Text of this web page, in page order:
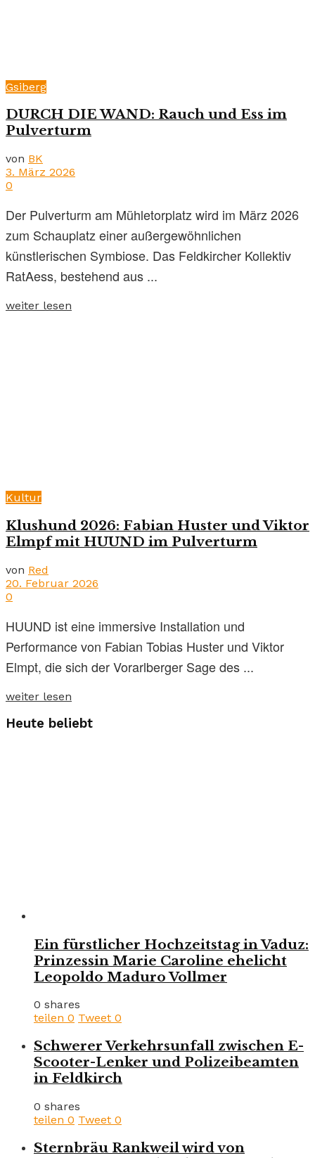
Gsiberg
DURCH DIE WAND: Rauch und Ess im
Pulverturm
von BK
3. März 2026
0
Der Pulverturm am Mühletorplatz wird im März 2026
zum Schauplatz einer außergewöhnlichen
künstlerischen Symbiose. Das Feldkircher Kollektiv
RatAess, bestehend aus ...
weiter lesen
Kultur
Klushund 2026: Fabian Huster und Viktor
Elmpf mit HUUND im Pulverturm
von Red
20. Februar 2026
0
HUUND ist eine immersive Installation und
Performance von Fabian Tobias Huster und Viktor
Elmpt, die sich der Vorarlberger Sage des ...
weiter lesen
Heute beliebt
Ein fürstlicher Hochzeitstag in Vaduz:
Prinzessin Marie Caroline ehelicht
Leopoldo Maduro Vollmer
0 shares
teilen 0 Tweet 0
Schwerer Verkehrsunfall zwischen E-
Scooter-Lenker und Polizeibeamten
in Feldkirch
0 shares
teilen 0 Tweet 0
Sternbräu Rankweil wird von